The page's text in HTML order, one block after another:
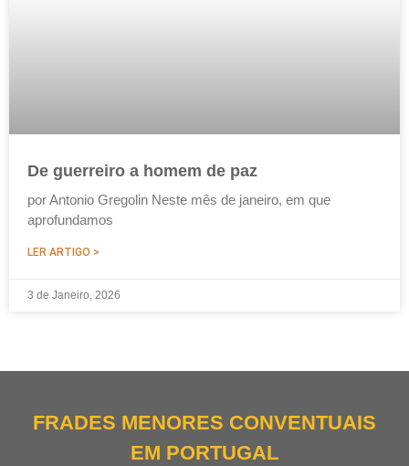
De guerreiro a homem de paz
por Antonio Gregolin Neste mês de janeiro, em que
aprofundamos
LER ARTIGO >
3 de Janeiro, 2026
FRADES MENORES CONVENTUAIS
EM PORTUGAL